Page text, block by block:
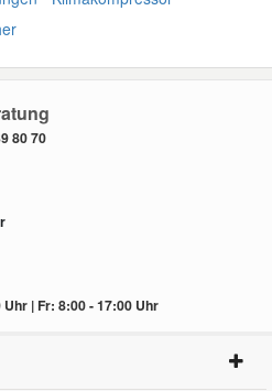
80 70
| Fr: 8:00 - 17:00 Uhr